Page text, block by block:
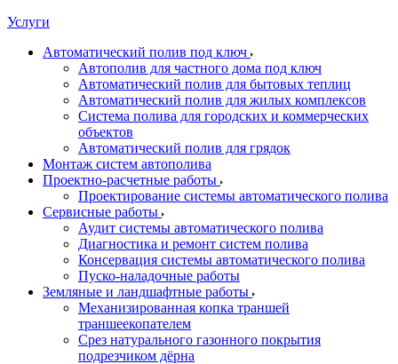
Услуги
Автоматический полив под ключ
Автополив для частного дома под ключ
Автоматический полив для бытовых теплиц
Автоматический полив для жилых комплексов
Система полива для городских и коммерческих
объектов
Автоматический полив для грядок
Монтаж систем автополива
Проектно-расчетные работы
Проектирование системы автоматического полива
Сервисные работы
Аудит системы автоматического полива
Диагностика и ремонт систем полива
Консервация системы автоматического полива
Пуско-наладочные работы
Земляные и ландшафтные работы
Механизированная копка траншей
траншеекопателем
Срез натурального газонного покрытия
подрезчиком дёрна